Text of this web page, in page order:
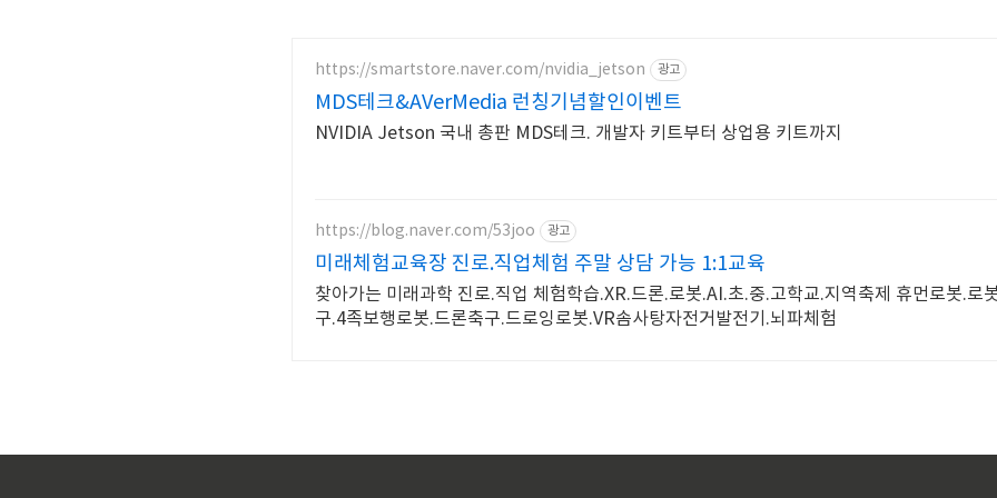
https://smartstore.naver.com/nvidia_jetson 광고
MDS테크&AVerMedia 런칭기념할인이벤트
NVIDIA Jetson 국내 총판 MDS테크. 개발자 키트부터 상업용 키트까지
https://blog.naver.com/53joo 광고
미래체험교육장 진로.직업체험 주말 상담 가능 1:1교육
찾아가는 미래과학 진로.직업 체험학습.XR.드론.로봇.AI.초.중.고학교.지역축제 휴먼로봇.로
구.4족보행로봇.드론축구.드로잉로봇.VR솜사탕자전거발전기.뇌파체험